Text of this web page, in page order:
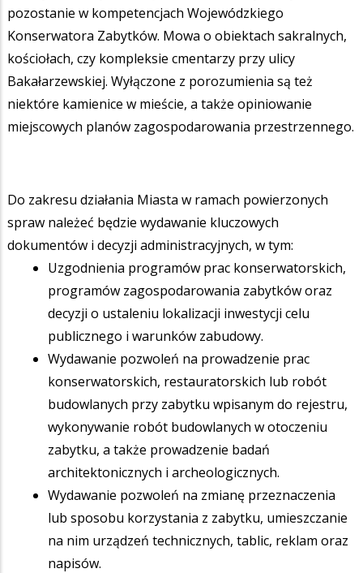
pozostanie w kompetencjach Wojewódzkiego
Konserwatora Zabytków. Mowa o obiektach sakralnych,
kościołach, czy kompleksie cmentarzy przy ulicy
Bakałarzewskiej. Wyłączone z porozumienia są też
niektóre kamienice w mieście, a także opiniowanie
miejscowych planów zagospodarowania przestrzennego.
Do zakresu działania Miasta w ramach powierzonych
spraw należeć będzie wydawanie kluczowych
dokumentów i decyzji administracyjnych, w tym:
Uzgodnienia programów prac konserwatorskich,
programów zagospodarowania zabytków oraz
decyzji o ustaleniu lokalizacji inwestycji celu
publicznego i warunków zabudowy.
Wydawanie pozwoleń na prowadzenie prac
konserwatorskich, restauratorskich lub robót
budowlanych przy zabytku wpisanym do rejestru,
wykonywanie robót budowlanych w otoczeniu
zabytku, a także prowadzenie badań
architektonicznych i archeologicznych.
Wydawanie pozwoleń na zmianę przeznaczenia
lub sposobu korzystania z zabytku, umieszczanie
na nim urządzeń technicznych, tablic, reklam oraz
napisów.